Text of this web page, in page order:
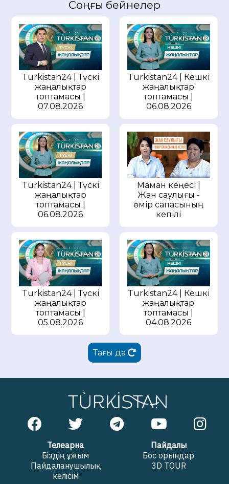
Соңғы бейнелер
Turkistan24 | Түскі
жаңалықтар
топтамасы |
07.08.2026
Turkistan24 | Кешкі
жаңалықтар
топтамасы |
06.08.2026
Turkistan24 | Түскі
жаңалықтар
топтамасы |
06.08.2026
Маман кеңесі |
Жан саулығы -
өмір сапасының
кепілі
Turkistan24 | Түскі
жаңалықтар
топтамасы |
05.08.2026
Turkistan24 | Кешкі
жаңалықтар
топтамасы |
04.08.2026
Тағы да
Телеарна
Біздің ұжым
Пайдаланушылық
келісім
Пайдалы
Бос орындар
3D TOUR